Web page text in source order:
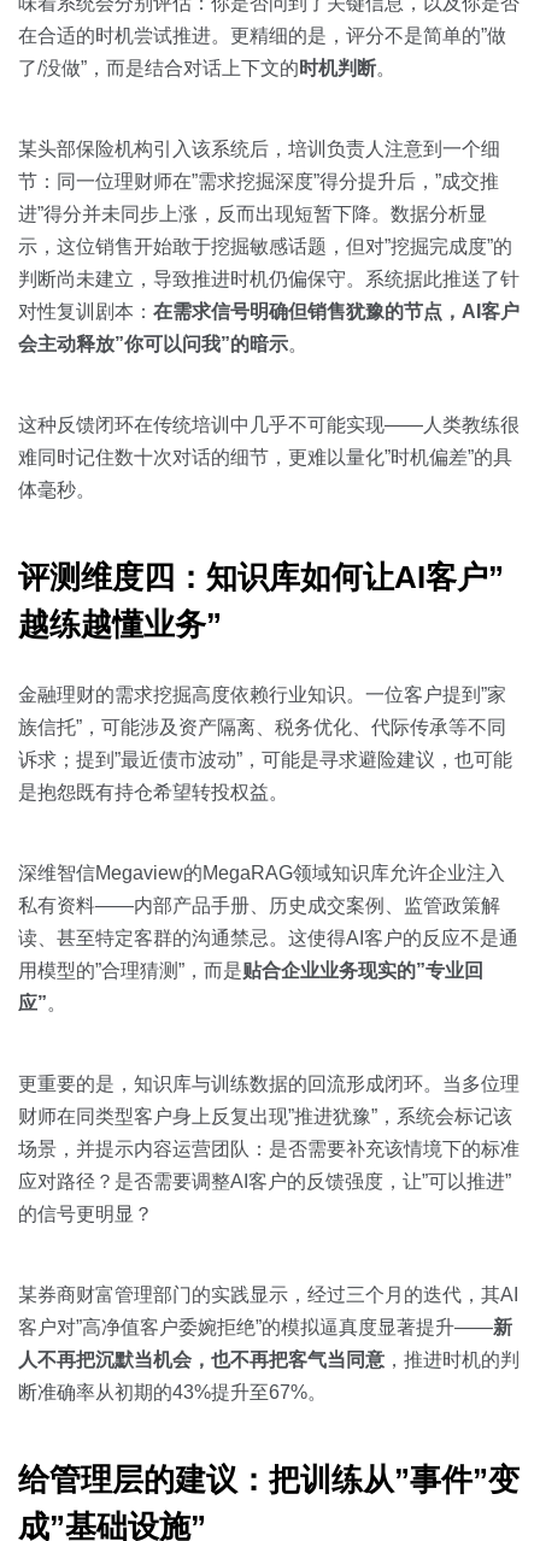
在合适的时机尝试推进。更精细的是，评分不是简单的”做
了/没做”，而是结合对话上下文的 时机判断。
某头部保险机构引入该系统后，培训负责人注意到一个细
节：同一位理财师在”需求挖掘深度”得分提升后，”成交推
进”得分并未同步上涨，反而出现短暂下降。数据分析显
示，这位销售开始敢于挖掘敏感话题，但对”挖掘完成度”的
判断尚未建立，导致推进时机仍偏保守。系统据此推送了针
对性复训剧本： 在需求信号明确但销售犹豫的节点，AI客户
会主动释放”你可以问我”的暗示。
这种反馈闭环在传统培训中几乎不可能实现——人类教练很
难同时记住数十次对话的细节，更难以量化”时机偏差”的具
体毫秒。
评测维度四：知识库如何让AI客户”
越练越懂业务”
金融理财的需求挖掘高度依赖行业知识。一位客户提到”家
族信托”，可能涉及资产隔离、税务优化、代际传承等不同
诉求；提到”最近债市波动”，可能是寻求避险建议，也可能
是抱怨既有持仓希望转投权益。
深维智信Megaview的MegaRAG领域知识库允许企业注入
私有资料——内部产品手册、历史成交案例、监管政策解
读、甚至特定客群的沟通禁忌。这使得AI客户的反应不是通
用模型的”合理猜测”，而是贴合企业业务现实的”专业回
应”。
更重要的是，知识库与训练数据的回流形成闭环。当多位理
财师在同类型客户身上反复出现”推进犹豫”，系统会标记该
场景，并提示内容运营团队：是否需要补充该情境下的标准
应对路径？是否需要调整AI客户的反馈强度，让”可以推进”
的信号更明显？
某券商财富管理部门的实践显示，经过三个月的迭代，其AI
客户对”高净值客户委婉拒绝”的模拟逼真度显著提升——新
人不再把沉默当机会，也不再把客气当同意 ，推进时机的判
断准确率从初期的43%提升至67%。
给管理层的建议：把训练从”事件”变
成”基础设施”